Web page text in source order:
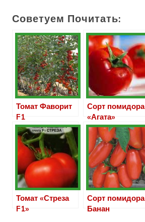
Советуем Почитать:
Томат Фаворит
F1
Сорт помидора
«Агата»
Томат «Стреза
F1»
Сорт помидора
Банан